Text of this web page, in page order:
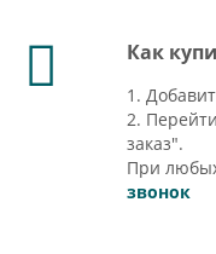
Как
1.
2.
заказ".
При
звонок